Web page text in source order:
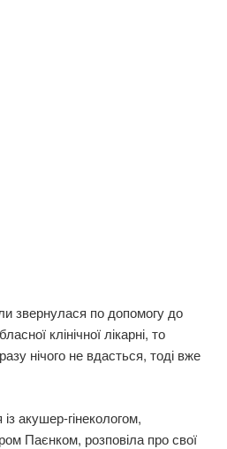
звернулася по допомогу до
клінічної лікарні, то
нічого не вдасться, тоді вже
акушер-гінекологом,
Паєнком, розповіла про свої